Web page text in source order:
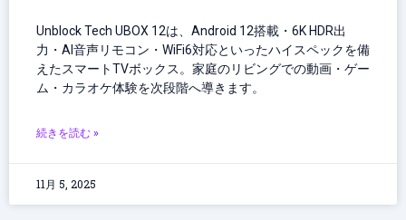
Unblock Tech UBOX 12は、Android 12搭載・6K HDR出
力・AI音声リモコン・WiFi6対応といったハイスペックを備
えたスマートTVボックス。家庭のリビングでの動画・ゲー
ム・カラオケ体験を次段階へ導きます。
続きを読む »
11月 5, 2025